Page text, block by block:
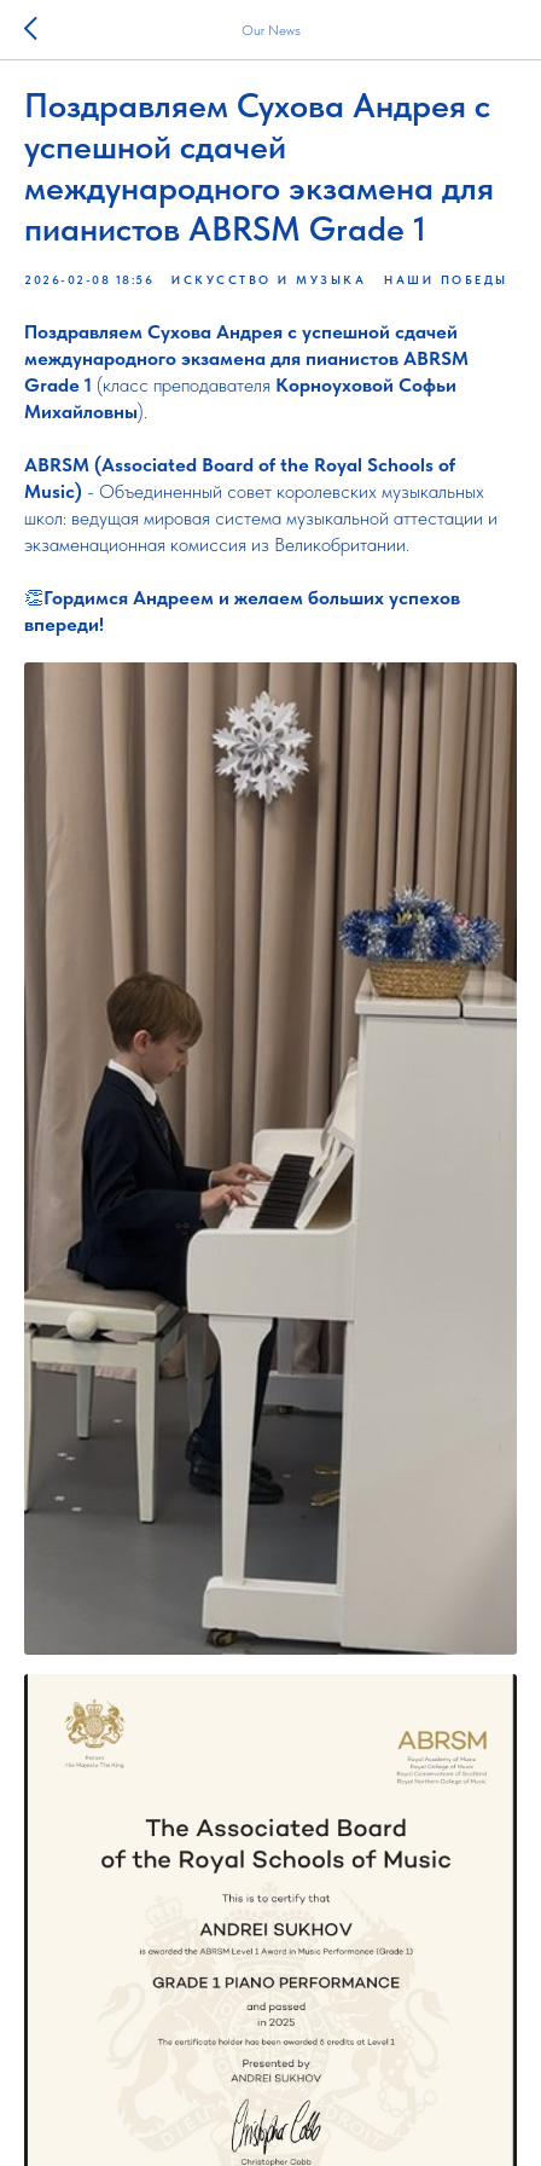
Our News
Поздравляем Сухова Андрея с
успешной сдачей
международного экзамена для
пианистов ABRSM Grade 1
2026-02-08 18:56 ИСКУССТВО И МУЗЫКА НАШИ ПОБЕДЫ
Поздравляем Сухова Андрея с успешной сдачей
международного экзамена для пианистов ABRSM
Grade 1 (класс преподавателя Корноуховой Софьи
Михайловны).
ABRSM (Associated Board of the Royal Schools of
Music) - Объединенный совет королевских музыкальных
школ: ведущая мировая система музыкальной аттестации и
экзаменационная комиссия из Великобритании.
👏Гордимся Андреем и желаем больших успехов
впереди!